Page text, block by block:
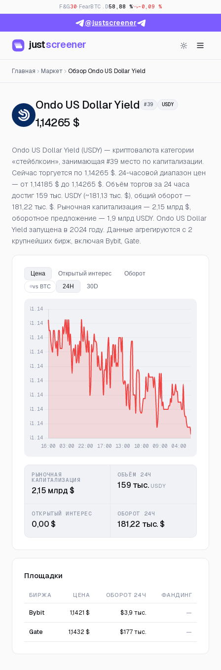
F&G30· FearBTC.D58,88 % -0,09 %
@justscreener
justscreener
Главная Маркет Обзор Ondo US Dollar Yield
Ondo US Dollar Yield — Цена,
#39 USDY
1,14265 $
Ondo US Dollar Yield (USDY) — криптовалюта категории
«стейблкоин», занимающая #39 место по капитализации.
Сейчас торгуется по 1,14265 $. 24-часовой диапазон цен
— от 1,14185 $ до 1,14265 $. Объём торгов за 24 часа
достиг 159 тыс. USDY (~181,13 тыс. $), общий оборот —
181,22 тыс. $. Рыночная капитализация — 2,15 млрд $,
оборотное предложение — 1,9 млрд USDY. Ondo US Dollar
Yield запущена в 2024 году. Данные агрегируются с 2
крупнейших бирж, включая Bybit, Gate.
Цена Открытый интерес Оборот
vs BTC 24H 30D
РЫНОЧНАЯ
КАПИТАЛИЗАЦИЯ
2,15 млрд $
ОБЪЁМ 24Ч
159 тыс.USDY
ОТКРЫТЫЙ ИНТЕРЕС
0,00 $
ОБОРОТ 24Ч
181,22 тыс. $
Площадки
БИРЖА ЦЕНА ОБОРОТ 24Ч ФАНДИНГ
Bybit 1,1421 $ $3,9 тыс. —
Gate 1,1432 $ $177 тыс. —